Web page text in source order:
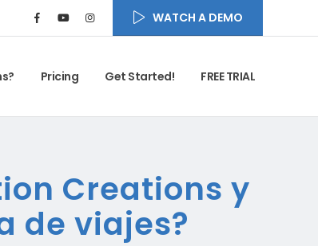
WATCH A DEMO
Pricing Get Started! FREE TRIAL
Creations y
de viajes?